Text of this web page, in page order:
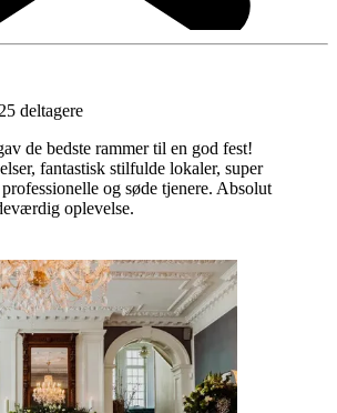
deltagere
de bedste rammer til en god fest!
fantastisk stilfulde lokaler, super
og søde tjenere. Absolut
oplevelse.